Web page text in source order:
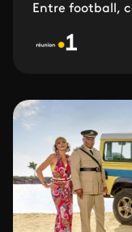
Entre football,